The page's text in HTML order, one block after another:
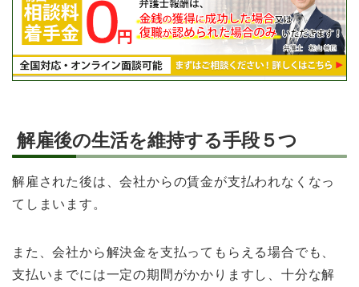
解雇後の生活を維持する手段５つ
解雇された後は、会社からの賃金が支払われなくなっ
てしまいます。
また、会社から解決金を支払ってもらえる場合でも、
支払いまでには一定の期間がかかりますし、十分な解